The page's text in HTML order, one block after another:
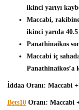
ikinci yarıyı
Maccabi, rakibine
ikinci yarıda 40.5
Panathinaikos
Maccabi iç
Panathinaikos’a
İddaa Oranı: Maccabi
Bets10 Oranı: Maccabi